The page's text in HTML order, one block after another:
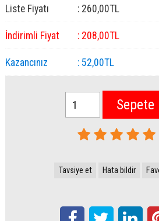
Liste Fiyatı : 260,00TL
İndirimli Fiyat : 208,00TL
Kazancınız : 52,00TL
Sepete
Tavsiye et Hata bildir